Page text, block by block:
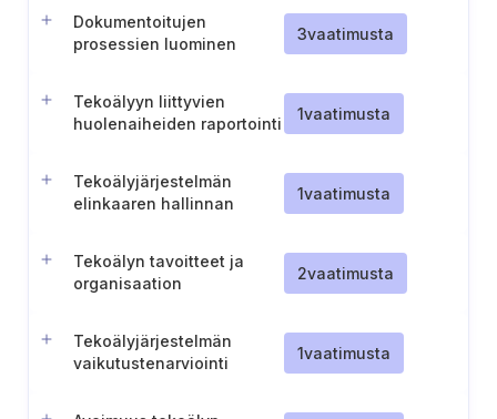
Dokumentoitujen
prosessien luominen
3vaatimusta
Tekoälyyn liittyvien
huolenaiheiden raportointi
1vaatimusta
Tekoälyjärjestelmän
elinkaaren hallinnan
1vaatimusta
Tekoälyn tavoitteet ja
organisaation
2vaatimusta
Tekoälyjärjestelmän
vaikutustenarviointi
1vaatimusta